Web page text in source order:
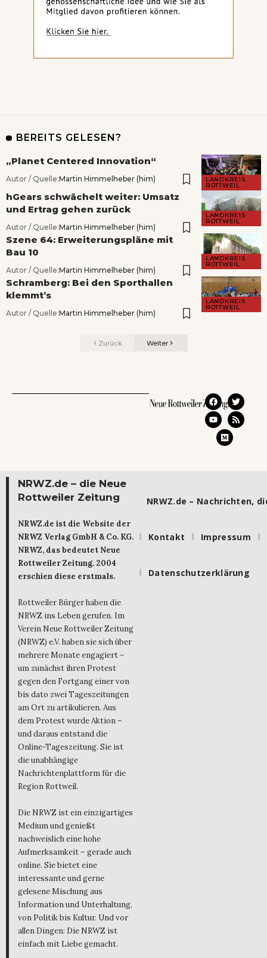
BEREITS GELESEN?
LANDKREIS
ROTTWEIL
„Planet Centered Innovation“
Autor / Quelle:Martin Himmelheber (him)
LANDKREIS
ROTTWEIL
hGears schwächelt weiter: Umsatz
und Ertrag gehen zurück
Autor / Quelle:Martin Himmelheber (him)
LANDKREIS
ROTTWEIL
Szene 64: Erweiterungspläne mit
Bau 10
Autor / Quelle:Martin Himmelheber (him)
LANDKREIS
ROTTWEIL
Schramberg: Bei den Sporthallen
klemmt’s
Autor / Quelle:Martin Himmelheber (him)
Zurück Weiter
NRWZ.de – die Neue
Rottweiler Zeitung
NRWZ.de ist die Website der
NRWZ Verlag GmbH & Co. KG.
NRWZ, das bedeutet Neue
Rottweiler Zeitung. 2004
erschien diese erstmals.
Rottweiler Bürger haben die
NRWZ ins Leben gerufen. Im
Verein Neue Rottweiler Zeitung
(NRWZ) e.V. haben sie sich über
mehrere Monate engagiert –
um zunächst ihren Protest
gegen den Fortgang einer von
bis dato zwei Tageszeitungen
am Ort zu artikulieren. Aus
dem Protest wurde Aktion –
und daraus entstand die
Online-Tageszeitung. Sie ist
die unabhängige
Nachrichtenplattform für die
Region Rottweil.
Die NRWZ ist ein einzigartiges
Medium und genießt
nachweislich eine hohe
Aufmerksamkeit – gerade auch
online. Sie bietet eine
interessante und gerne
gelesene Mischung aus
Information und Unterhaltung,
von Politik bis Kultur. Und vor
allen Dingen: Die NRWZ ist
einfach mit Liebe gemacht.
NRWZ.de – Nachrichten,
Kontakt Impressum
Datenschutzerklärung